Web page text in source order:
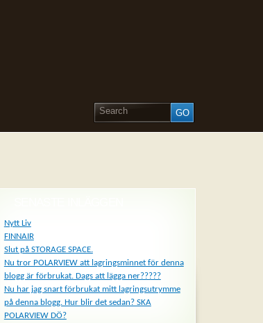
Nytt Liv
FINNAIR
Slut på STORAGE SPACE.
Nu tror POLARVIEW att lagringsminnet för denna
blogg är förbrukat. Dags att lägga ner?????
Nu har jag snart förbrukat mitt lagringsutrymme
på denna blogg. Hur blir det sedan? SKA
POLARVIEW DÖ?